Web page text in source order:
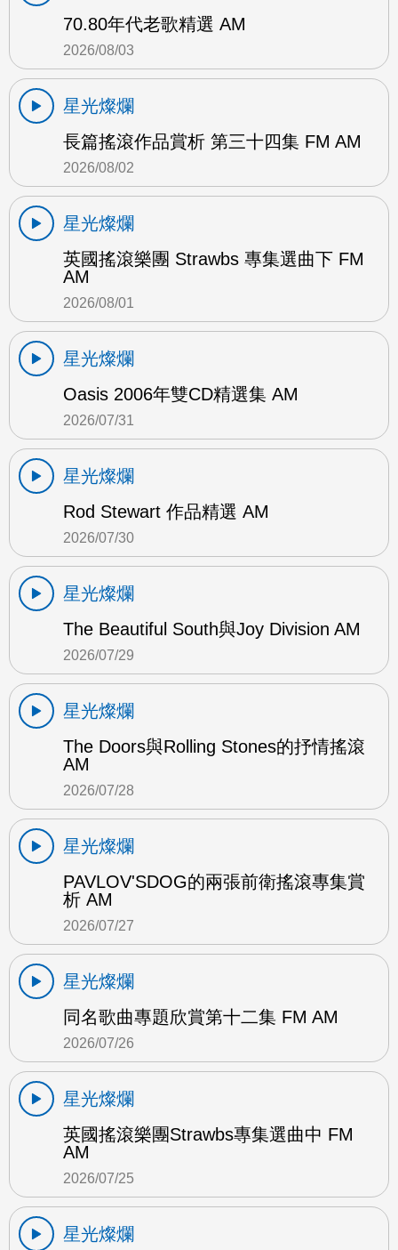
70.80年代老歌精選 AM
2026/08/03
星光燦爛
長篇搖滾作品賞析 第三十四集 FM AM
2026/08/02
星光燦爛
英國搖滾樂團 Strawbs 專集選曲下 FM
AM
2026/08/01
星光燦爛
Oasis 2006年雙CD精選集 AM
2026/07/31
星光燦爛
Rod Stewart 作品精選 AM
2026/07/30
星光燦爛
The Beautiful South與Joy Division AM
2026/07/29
星光燦爛
The Doors與Rolling Stones的抒情搖滾
AM
2026/07/28
星光燦爛
PAVLOV'SDOG的兩張前衛搖滾專集賞
析 AM
2026/07/27
星光燦爛
同名歌曲專題欣賞第十二集 FM AM
2026/07/26
星光燦爛
英國搖滾樂團Strawbs專集選曲中 FM
AM
2026/07/25
星光燦爛